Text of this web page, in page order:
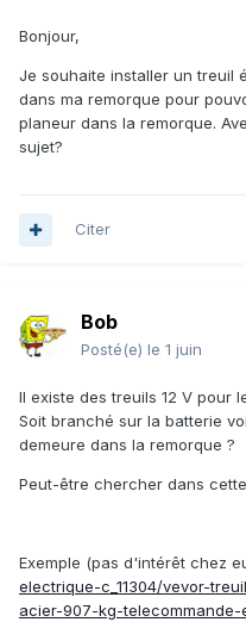
Bonjour,
Je souhaite installer un treuil
dans ma remorque pour
planeur dans la remorque.
sujet?
Citer
Bob
Posté(e) le 1 juin
Il existe des treuils 12 V pour
Soit branché sur la batterie
demeure dans la remorque ?
Peut-être chercher dans
Exemple (pas d'intérêt chez
electrique-c_11304/vevor-
acier-907-kg-telecommande-